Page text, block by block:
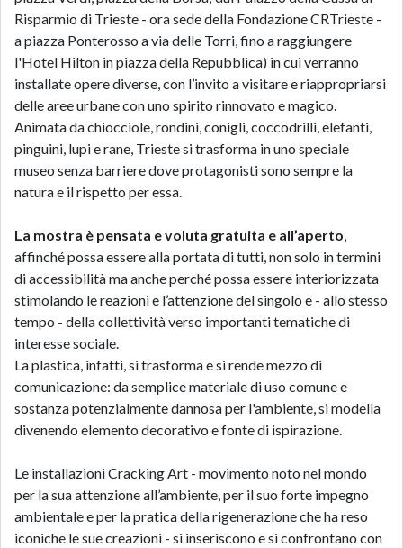
Risparmio di Trieste - ora sede della Fondazione CRTrieste -
a piazza Ponterosso a via delle Torri, fino a raggiungere
l'Hotel Hilton in piazza della Repubblica) in cui verranno
installate opere diverse, con l’invito a visitare e riappropriarsi
delle aree urbane con uno spirito rinnovato e magico.
Animata da chiocciole, rondini, conigli, coccodrilli, elefanti,
pinguini, lupi e rane, Trieste si trasforma in uno speciale
museo senza barriere dove protagonisti sono sempre la
natura e il rispetto per essa.
La mostra è pensata e voluta gratuita e all’aperto,
affinché possa essere alla portata di tutti, non solo in termini
di accessibilità ma anche perché possa essere interiorizzata
stimolando le reazioni e l’attenzione del singolo e - allo stesso
tempo - della collettività verso importanti tematiche di
interesse sociale.
La plastica, infatti, si trasforma e si rende mezzo di
comunicazione: da semplice materiale di uso comune e
sostanza potenzialmente dannosa per l'ambiente, si modella
divenendo elemento decorativo e fonte di ispirazione.
Le installazioni Cracking Art - movimento noto nel mondo
per la sua attenzione all’ambiente, per il suo forte impegno
ambientale e per la pratica della rigenerazione che ha reso
iconiche le sue creazioni - si inseriscono e si confrontano con